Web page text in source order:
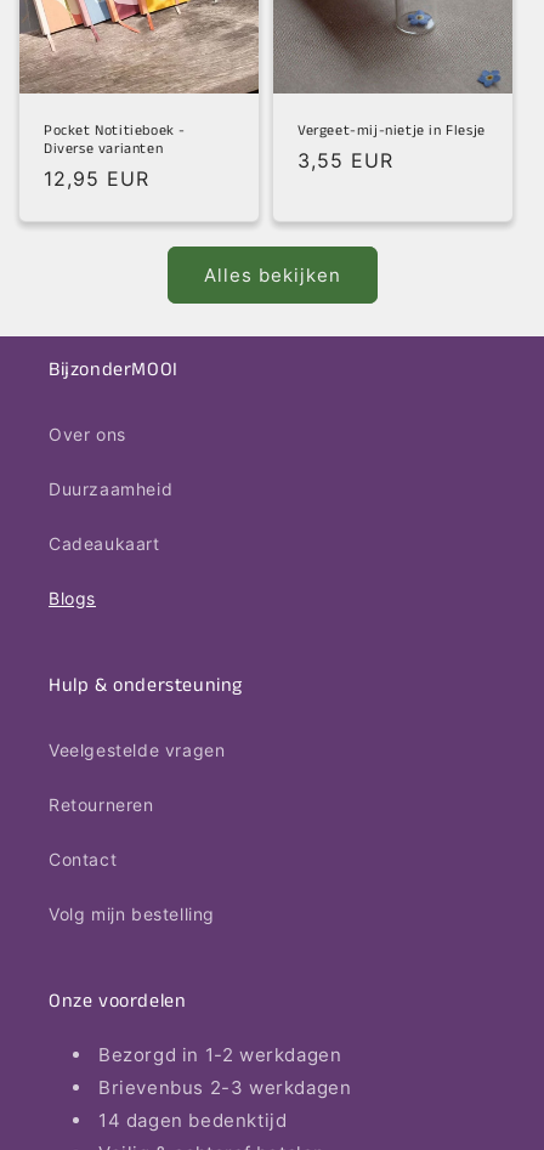
Pocket Notitieboek -
Diverse varianten
Normale
12,95 EUR
Vergeet-mij-nietje in Flesje
Normale
3,55 EUR
Alles bekijken
BijzonderMOOI
Over ons
Duurzaamheid
Cadeaukaart
Blogs
Hulp & ondersteuning
Veelgestelde vragen
Retourneren
Contact
Volg mijn bestelling
Onze voordelen
Bezorgd in 1-2 werkdagen
Brievenbus 2-3 werkdagen
14 dagen bedenktijd